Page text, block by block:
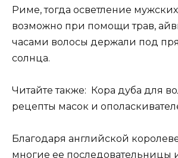
Риме, тогда осветление
возможно при помощи трав,
часами волосы держали под
солнца.
Читайте также: Кора дуба для
рецепты масок и
Благодаря английской королеве
многие ее последовательницы